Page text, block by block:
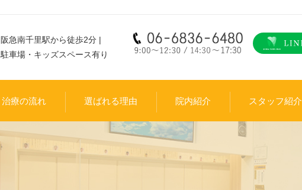
阪急南千里駅から徒歩2分 |
駐車場・キッズスペース有り
治療の流れ 選ばれる理由 院内紹介 スタッフ紹介